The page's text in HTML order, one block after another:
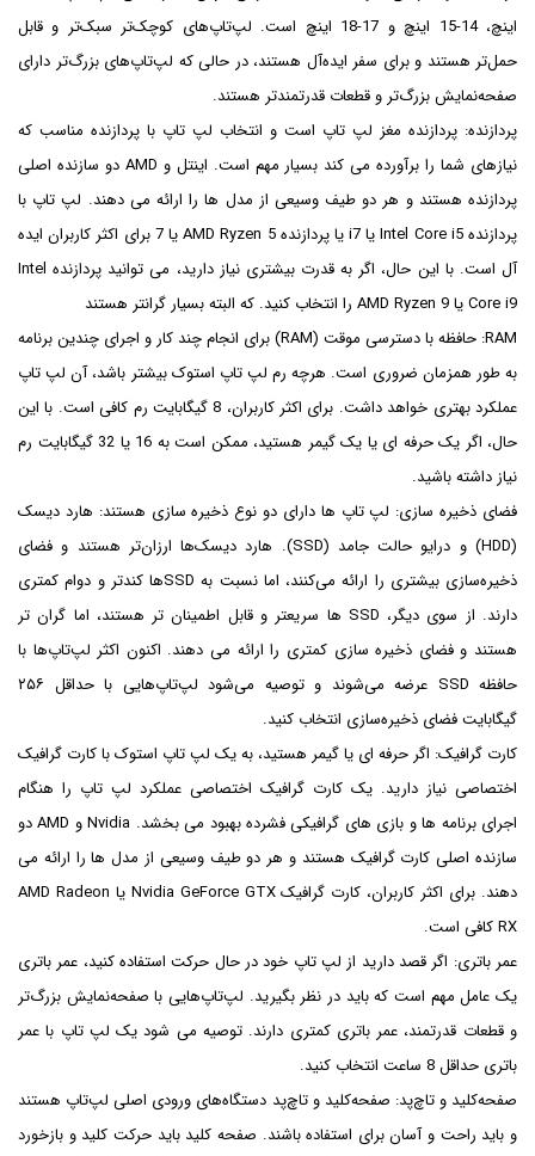
اینچ، 14-15 اینچ و 17-18 اینچ است. لپ‌تاپ‌های کوچک‌تر سبک‌تر و قابل
حمل‌تر هستند و برای سفر ایده‌آل هستند، در حالی که لپ‌تاپ‌های بزرگ‌تر دارای
صفحه‌نمایش بزرگ‌تر و قطعات قدرتمندتر هستند.
پردازنده: پردازنده مغز لپ تاپ است و انتخاب لپ تاپ با پردازنده مناسب که
نیازهای شما را برآورده می کند بسیار مهم است. اینتل و AMD دو سازنده اصلی
پردازنده هستند و هر دو طیف وسیعی از مدل ها را ارائه می دهند. لپ تاپ با
پردازنده Intel Core i5 یا i7 یا پردازنده AMD Ryzen 5 یا 7 برای اکثر کاربران ایده
آل است. با این حال، اگر به قدرت بیشتری نیاز دارید، می توانید پردازنده Intel
Core i9 یا AMD Ryzen 9 را انتخاب کنید. که البته بسیار گرانتر هستند
RAM: حافظه با دسترسی موقت (RAM) برای انجام چند کار و اجرای چندین برنامه
به طور همزمان ضروری است. هرچه رم لپ تاپ استوک بیشتر باشد، آن لپ تاپ
عملکرد بهتری خواهد داشت. برای اکثر کاربران، 8 گیگابایت رم کافی است. با این
حال، اگر یک حرفه ای یا یک گیمر هستید، ممکن است به 16 یا 32 گیگابایت رم
نیاز داشته باشید.
فضای ذخیره سازی: لپ تاپ ها دارای دو نوع ذخیره سازی هستند: هارد دیسک
(HDD) و درایو حالت جامد (SSD). هارد دیسک‌ها ارزان‌تر هستند و فضای
ذخیره‌سازی بیشتری را ارائه می‌کنند، اما نسبت به SSD‌ها کندتر و دوام کمتری
دارند. از سوی دیگر، SSD ها سریعتر و قابل اطمینان تر هستند، اما گران تر
هستند و فضای ذخیره سازی کمتری را ارائه می دهند. اکنون اکثر لپ‌تاپ‌ها با
حافظه SSD عرضه می‌شوند و توصیه می‌شود لپ‌تاپ‌هایی با حداقل ۲۵۶
گیگابایت فضای ذخیره‌سازی انتخاب کنید.
کارت گرافیک: اگر حرفه ای یا گیمر هستید، به یک لپ تاپ استوک با کارت گرافیک
اختصاصی نیاز دارید. یک کارت گرافیک اختصاصی عملکرد لپ تاپ را هنگام
اجرای برنامه ها و بازی های گرافیکی فشرده بهبود می بخشد. Nvidia و AMD دو
سازنده اصلی کارت گرافیک هستند و هر دو طیف وسیعی از مدل ها را ارائه می
دهند. برای اکثر کاربران، کارت گرافیک Nvidia GeForce GTX یا AMD Radeon
RX کافی است.
عمر باتری: اگر قصد دارید از لپ تاپ خود در حال حرکت استفاده کنید، عمر باتری
یک عامل مهم است که باید در نظر بگیرید. لپ‌تاپ‌هایی با صفحه‌نمایش بزرگ‌تر
و قطعات قدرتمند، عمر باتری کمتری دارند. توصیه می شود یک لپ تاپ با عمر
باتری حداقل 8 ساعت انتخاب کنید.
صفحه‌کلید و تاچ‌پد: صفحه‌کلید و تاچ‌پد دستگاه‌های ورودی اصلی لپ‌تاپ هستند
و باید راحت و آسان برای استفاده باشند. صفحه کلید باید حرکت کلید و بازخورد